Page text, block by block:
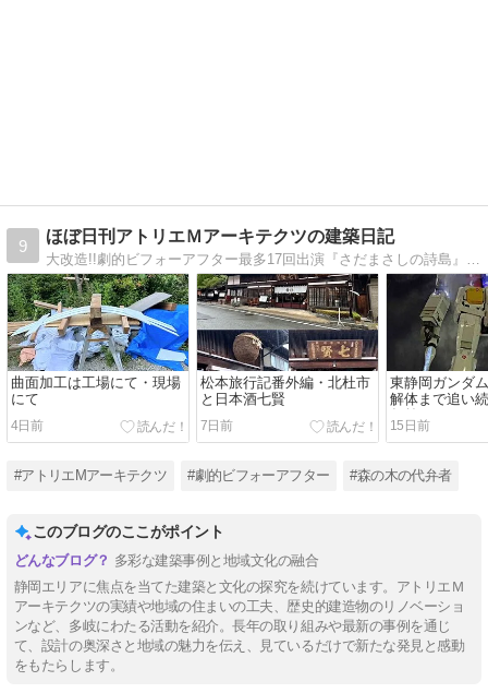
9
ほぼ日刊アトリエＭアーキテクツの建築日記
曲面加工は工場にて・現場
にて
4日前
松本旅行記番外編・北杜市
と日本酒七賢
7日前
東静岡ガンダ
解体まで追い
15日前
#アトリエMアーキテクツ #劇的ビフォーアフター #森の木の代弁者
このブログのここがポイント
多彩な建築事例と地域文化の融合
静岡エリアに焦点を当てた建築と文化の探究を続けています。アトリエＭ
アーキテクツの実績や地域の住まいの工夫、歴史的建造物のリノベーショ
ンなど、多岐にわたる活動を紹介。長年の取り組みや最新の事例を通じ
て、設計の奥深さと地域の魅力を伝え、見ているだけで新たな発見と感動
をもたらします。